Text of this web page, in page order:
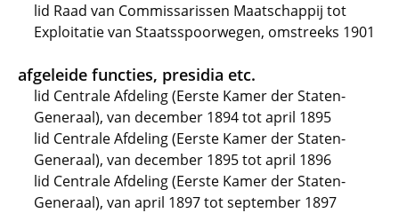
lid Raad van Commissarissen Maatschappij tot
Exploitatie van Staatsspoorwegen, omstreeks 1901
afgeleide functies, presidia etc.
lid Centrale Afdeling (Eerste Kamer der Staten-
Generaal), van december 1894 tot april 1895
lid Centrale Afdeling (Eerste Kamer der Staten-
Generaal), van december 1895 tot april 1896
lid Centrale Afdeling (Eerste Kamer der Staten-
Generaal), van april 1897 tot september 1897